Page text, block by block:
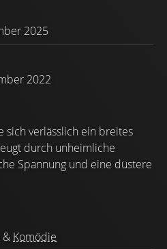
2025
2022
sich verlässlich ein breites
durch unheimliche
Spannung und eine düstere
& Komödie